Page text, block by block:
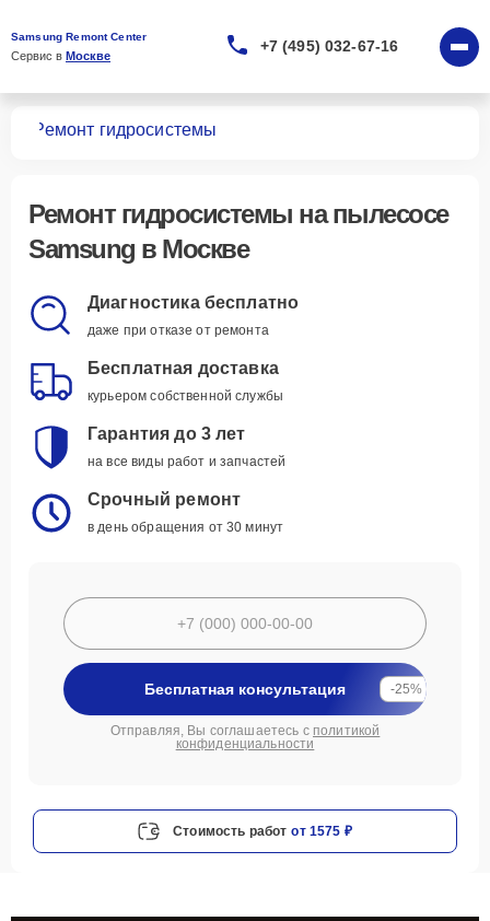
Samsung Remont Center
Сервис в Москве
+7 (495) 032-67-16
Ремонт гидросистемы
Ремонт гидросистемы на пылесосе
Samsung в Москве
Диагностика бесплатно
даже при отказе от ремонта
Бесплатная доставка
курьером собственной службы
Гарантия до 3 лет
на все виды работ и запчастей
Срочный ремонт
в день обращения от 30 минут
Бесплатная консультация -25%
Отправляя, Вы соглашаетесь с политикой
конфиденциальности
Стоимость работ от 1575 ₽